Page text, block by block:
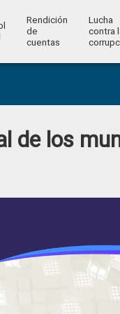
Rendición
de
cuentas
Lucha
contra
de los